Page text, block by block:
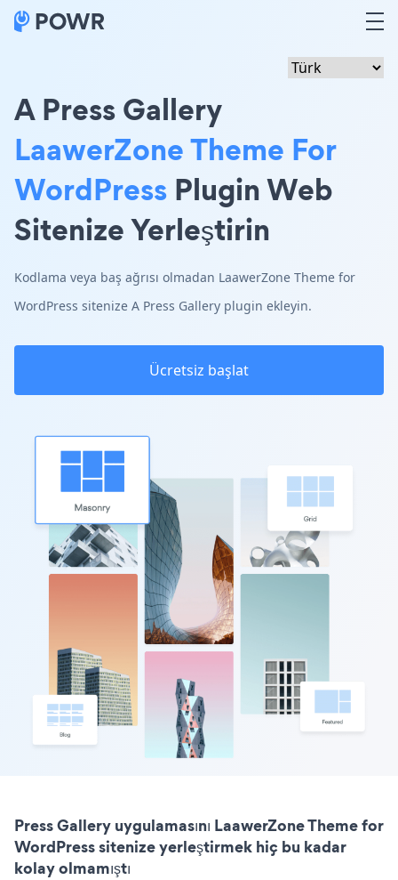
A Press Gallery
LaawerZone Theme For
WordPress Plugin Web
Sitenize Yerleştirin
Kodlama veya baş ağrısı olmadan LaawerZone Theme for
WordPress sitenize A Press Gallery plugin ekleyin.
Ücretsiz başlat
Press Gallery uygulamasını LaawerZone Theme for
WordPress sitenize yerleştirmek hiç bu kadar
kolay olmamıştı